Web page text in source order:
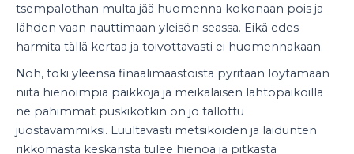
tsempalothan multa jää huomenna kokonaan pois ja
lähden vaan nauttimaan yleisön seassa. Eikä edes
harmita tällä kertaa ja toivottavasti ei huomennakaan.
Noh, toki yleensä finaalimaastoista pyritään löytämään
niitä hienoimpia paikkoja ja meikäläisen lähtöpaikoilla
ne pahimmat puskikotkin on jo tallottu
juostavammiksi. Luultavasti metsiköiden ja laidunten
rikkomasta keskarista tulee hienoa ja pitkästä